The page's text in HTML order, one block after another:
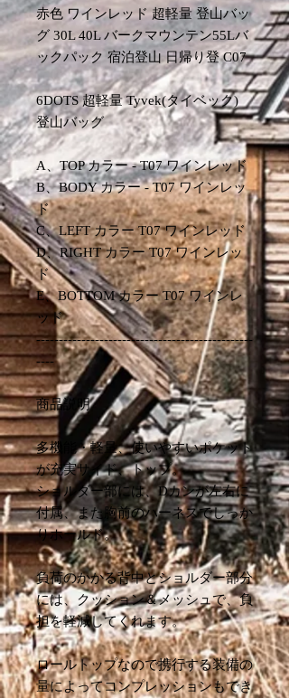
赤色 ワインレッド 超軽量 登山バッ
グ 30L 40L バークマウンテン55Lバ
ックパック 宿泊登山 日帰り登 C07
6DOTS 超軽量 Tyvek(タイベック)
登山バッグ
A、TOP カラー - T07 ワインレッド
B、BODY カラー - T07 ワインレッ
ド
C、LEFT カラー T07 ワインレッド
D、RIGHT カラー T07 ワインレッ
ド
E、BOTTOM カラー T07 ワインレ
ッド
------------------------------------------------
----
商品説明
多機能・軽量、使いやすいポケット
が充実サイド、トップ。
ショルダー部には、Dカンが左右に
付属、また胸前のハーネスでしっか
りホールド。
負荷のかかる背中とショルダー部分
には、クッション＆メッシュで、負
担を軽減してくれます。
ロールトップなので携行する装備の
量によってコンプレッションもでき